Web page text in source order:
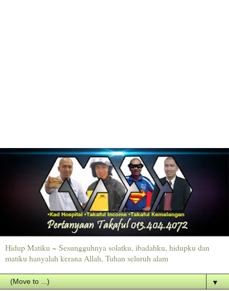
Hidup Matiku ~ Sesungguhnya solatku, ibadahku, hidupku dan
matiku hanyalah kerana Allah, Tuhan seluruh alam
▼